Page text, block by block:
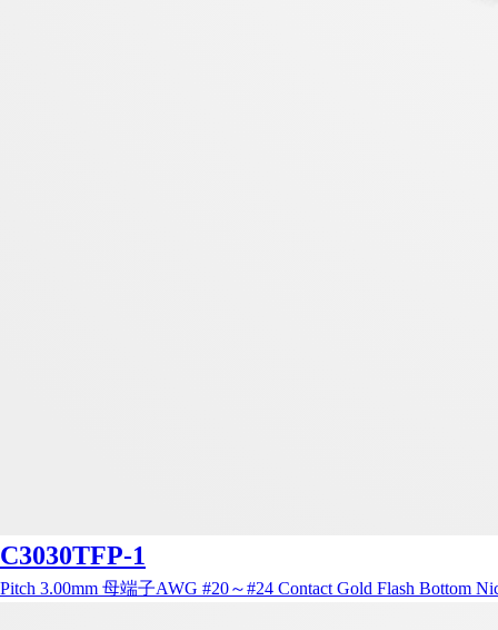
C3030TFP-1
Pitch 3.00mm 母端子AWG #20～#24 Contact Gold Flash Bottom